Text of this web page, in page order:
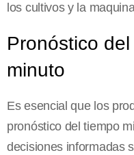
los cultivos y la
Pronóstico
minuto
Es esencial que los
pronóstico del tiempo
decisiones informadas